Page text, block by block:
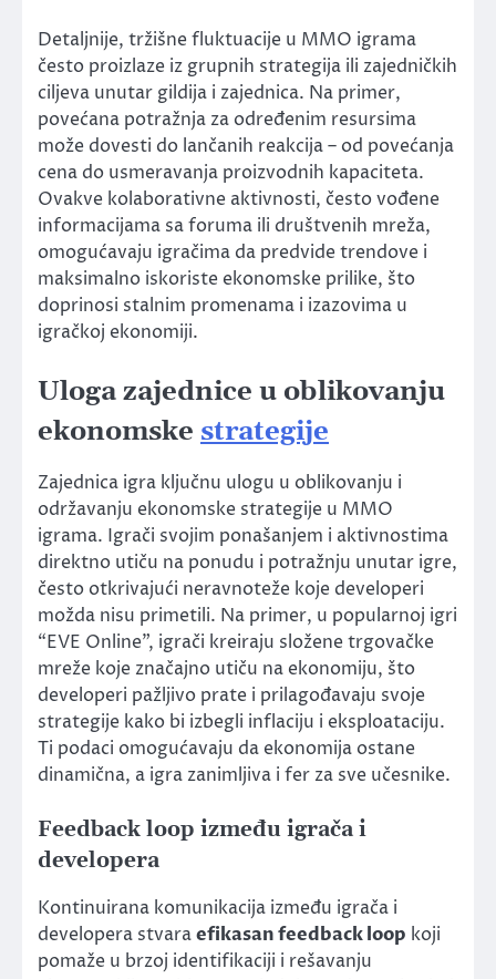
Detaljnije, tržišne fluktuacije u MMO igrama
često proizlaze iz grupnih strategija ili zajedničkih
ciljeva unutar gildija i zajednica. Na primer,
povećana potražnja za određenim resursima
može dovesti do lančanih reakcija – od povećanja
cena do usmeravanja proizvodnih kapaciteta.
Ovakve kolaborativne aktivnosti, često vođene
informacijama sa foruma ili društvenih mreža,
omogućavaju igračima da predvide trendove i
maksimalno iskoriste ekonomske prilike, što
doprinosi stalnim promenama i izazovima u
igračkoj ekonomiji.
Uloga zajednice u oblikovanju
ekonomske strategije
Zajednica igra ključnu ulogu u oblikovanju i
održavanju ekonomske strategije u MMO
igrama. Igrači svojim ponašanjem i aktivnostima
direktno utiču na ponudu i potražnju unutar igre,
često otkrivajući neravnoteže koje developeri
možda nisu primetili. Na primer, u popularnoj igri
“EVE Online”, igrači kreiraju složene trgovačke
mreže koje značajno utiču na ekonomiju, što
developeri pažljivo prate i prilagođavaju svoje
strategije kako bi izbegli inflaciju i eksploataciju.
Ti podaci omogućavaju da ekonomija ostane
dinamična, a igra zanimljiva i fer za sve učesnike.
Feedback loop između igrača i
developera
Kontinuirana komunikacija između igrača i
developera stvaraefikasan feedback loop koji
pomaže u brzoj identifikaciji i rešavanju